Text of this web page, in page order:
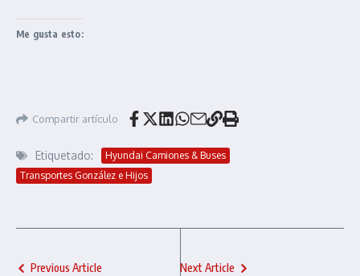
Me gusta esto:
Compartir artículo
Etiquetado:
Hyundai Camiones & Buses
Transportes González e Hijos
Previous Article Next Article